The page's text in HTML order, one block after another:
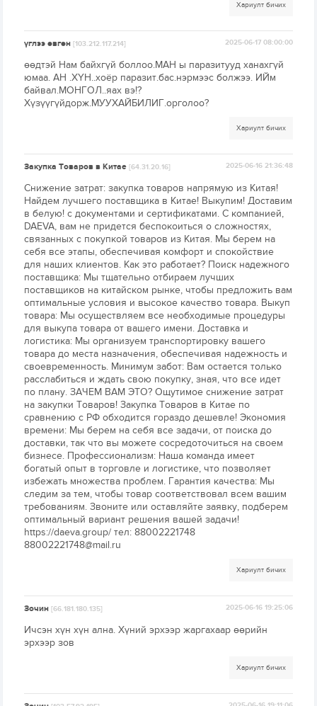
Хариулт бичих
үглээ өвгөн[103.212.117.214] 2025-06-17 08:00:00
өөдтэй Нам байхгүй боллоо.МАН ы паразитууд ханахгүй
юмаа. АН .ХҮН..хоёр паразит.бас.нэрмээс болжээ. ИЙм
байвал.МОНГОЛ..яах вэ!?
Хүзүүгүйдорж.МУУХАЙБИЛИГ.орголоо?
Хариулт бичих
Закупка Товаров в Китае[64.31.20.16] 2025-06-16 21:36:48
Снижение затрат: закупка товаров напрямую из Китая!
Найдем лучшего поставщика в Китае! Выкупим! Доставим
в белую! с документами и сертификатами. С компанией,
DAEVA, вам не придется беспокоиться о сложностях,
связанных с покупкой товаров из Китая. Мы берем на
себя все этапы, обеспечивая комфорт и спокойствие
для наших клиентов. Как это работает? Поиск надежного
поставщика: Мы тщательно отбираем лучших
поставщиков на китайском рынке, чтобы предложить вам
оптимальные условия и высокое качество товара. Выкуп
товара: Мы осуществляем все необходимые процедуры
для выкупа товара от вашего имени. Доставка и
логистика: Мы организуем транспортировку вашего
товара до места назначения, обеспечивая надежность и
своевременность. Минимум забот: Вам остается только
расслабиться и ждать свою покупку, зная, что все идет
по плану. ЗАЧЕМ ВАМ ЭТО? Ощутимое снижение затрат
на закупки Товаров! Закупка Товаров в Китае по
сравнению с РФ обходится гораздо дешевле! Экономия
времени: Мы берем на себя все задачи, от поиска до
доставки, так что вы можете сосредоточиться на своем
бизнесе. Профессионализм: Наша команда имеет
богатый опыт в торговле и логистике, что позволяет
избежать множества проблем. Гарантия качества: Мы
следим за тем, чтобы товар соответствовал всем вашим
требованиям. Звоните или оставляйте заявку, подберем
оптимальный вариант решения вашей задачи!
https://daeva.group/ тел: 88002221748
88002221748@mail.ru
Хариулт бичих
Зочин[66.181.180.135] 2025-06-16 19:25:06
Ичсэн хүн хүн ална. Хүний эрхээр жаргахаар өөрийн
эрхээр зов
Хариулт бичих